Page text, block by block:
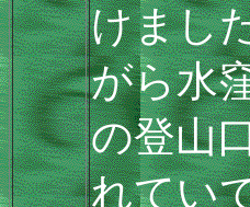
けまし
がら水
の登山
れてい